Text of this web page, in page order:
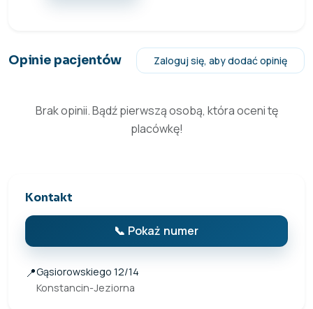
Opinie pacjentów Zaloguj się, aby dodać opinię
Brak opinii. Bądź pierwszą osobą, która oceni tę
placówkę!
Kontakt
📞 Pokaż numer
📍Gąsiorowskiego 12/14
Konstancin-Jeziorna